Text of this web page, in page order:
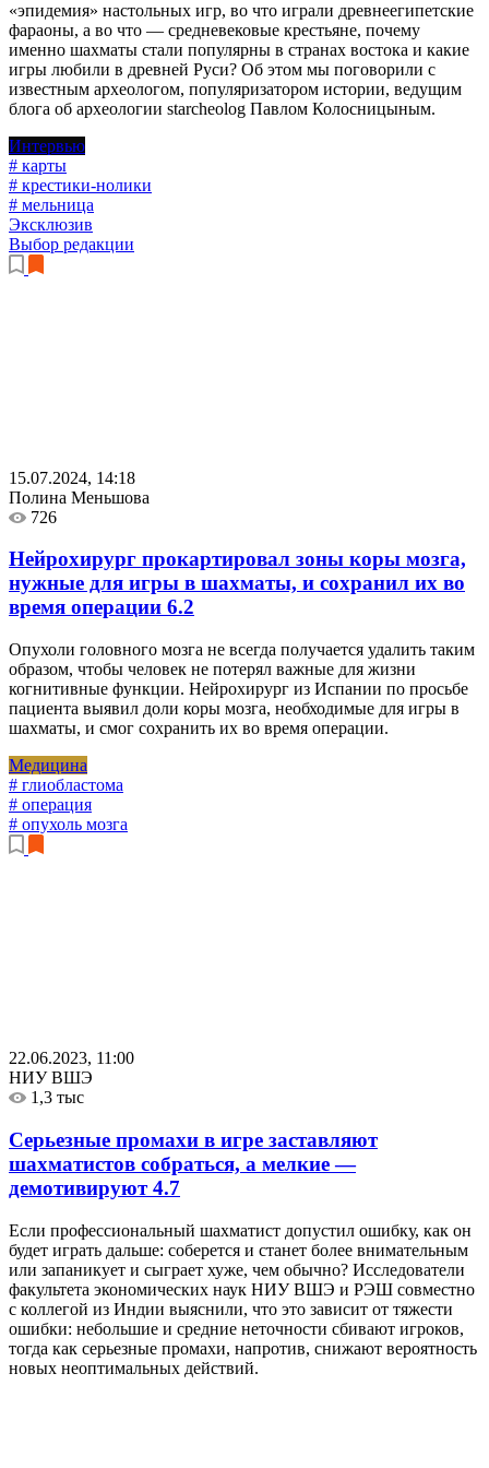
«эпидемия» настольных игр, во что играли древнеегипетские
фараоны, а во что — средневековые крестьяне, почему
именно шахматы стали популярны в странах востока и какие
игры любили в древней Руси? Об этом мы поговорили с
известным археологом, популяризатором истории, ведущим
блога об археологии starcheolog Павлом Колосницыным.
Интервью
# карты
# крестики-нолики
# мельница
Эксклюзив
Выбор редакции
15.07.2024, 14:18
Полина Меньшова
726
Нейрохирург прокартировал зоны коры мозга,
нужные для игры в шахматы, и сохранил их во
время операции 6.2
Опухоли головного мозга не всегда получается удалить таким
образом, чтобы человек не потерял важные для жизни
когнитивные функции. Нейрохирург из Испании по просьбе
пациента выявил доли коры мозга, необходимые для игры в
шахматы, и смог сохранить их во время операции.
Медицина
# глиобластома
# операция
# опухоль мозга
22.06.2023, 11:00
НИУ ВШЭ
1,3 тыс
Серьезные промахи в игре заставляют
шахматистов собраться, а мелкие —
демотивируют4.7
Если профессиональный шахматист допустил ошибку, как он
будет играть дальше: соберется и станет более внимательным
или запаникует и сыграет хуже, чем обычно? Исследователи
факультета экономических наук НИУ ВШЭ и РЭШ совместно
с коллегой из Индии выяснили, что это зависит от тяжести
ошибки: небольшие и средние неточности сбивают игроков,
тогда как серьезные промахи, напротив, снижают вероятность
новых неоптимальных действий.